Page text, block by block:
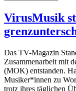
VirusMusik
Das TV-Magazin
Zusammenarbeit mit
(MOK) entstanden.
Musiker*innen zu
trotz ihres täglichen